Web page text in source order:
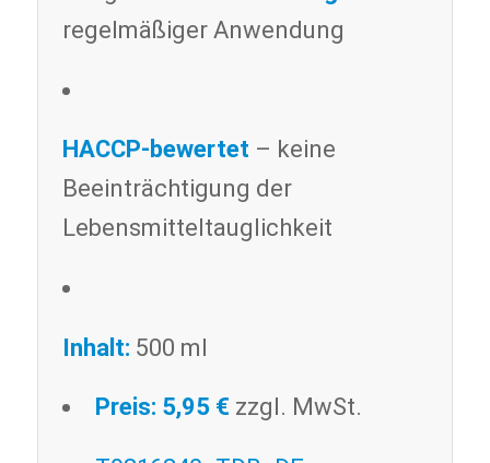
regelmäßiger Anwendung
HACCP-bewertet – keine
Beeinträchtigung der
Lebensmitteltauglichkeit
Inhalt: 500 ml
Preis: 5,95 € zzgl. MwSt.